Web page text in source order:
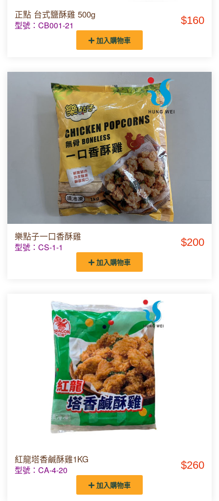
正點 台式鹽酥雞 500g
型號：CB001-21 $160
加入購物車
樂點子一口香酥雞
型號：CS-1-1 $200
加入購物車
紅龍塔香鹹酥雞1KG
型號：CA-4-20 $260
加入購物車